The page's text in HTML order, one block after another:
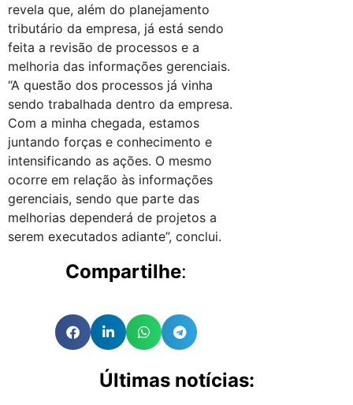
revela que, além do planejamento
tributário da empresa, já está sendo
feita a revisão de processos e a
melhoria das informações gerenciais.
“A questão dos processos já vinha
sendo trabalhada dentro da empresa.
Com a minha chegada, estamos
juntando forças e conhecimento e
intensificando as ações. O mesmo
ocorre em relação às informações
gerenciais, sendo que parte das
melhorias dependerá de projetos a
serem executados adiante”, conclui.
Compartilhe:
Últimas notícias: